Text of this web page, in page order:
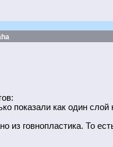
показали как один слой
из говнопластика. То